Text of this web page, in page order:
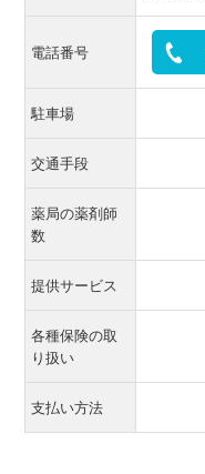
電話番号
駐車場
交通手段
薬局の薬剤師
数
提供サービス
各種保険の取
り扱い
支払い方法